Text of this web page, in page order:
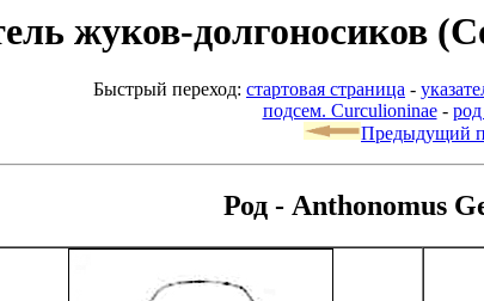
жуков-долгоносиков
Быстрый переход: стартовая страница -
подсем. Curculioninae-
Предыдущий
Род - Anthonomus